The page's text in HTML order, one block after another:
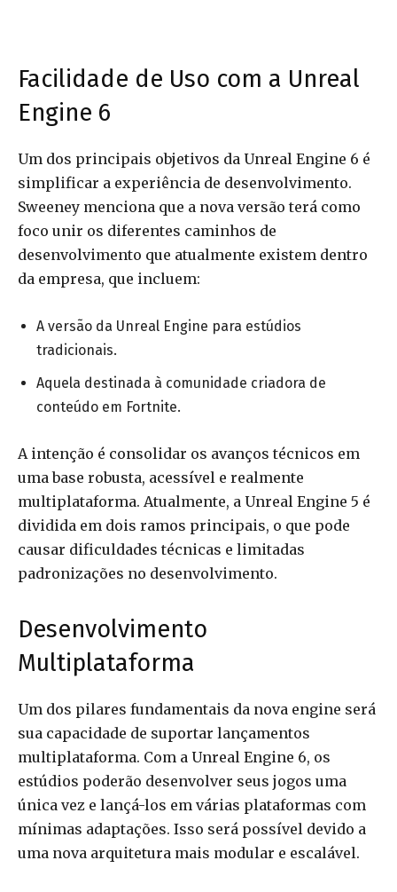
Facilidade de Uso com a Unreal
Engine 6
Um dos principais objetivos da Unreal Engine 6 é
simplificar a experiência de desenvolvimento.
Sweeney menciona que a nova versão terá como
foco unir os diferentes caminhos de
desenvolvimento que atualmente existem dentro
da empresa, que incluem:
A versão da Unreal Engine para estúdios
tradicionais.
Aquela destinada à comunidade criadora de
conteúdo em Fortnite.
A intenção é consolidar os avanços técnicos em
uma base robusta, acessível e realmente
multiplataforma. Atualmente, a Unreal Engine 5 é
dividida em dois ramos principais, o que pode
causar dificuldades técnicas e limitadas
padronizações no desenvolvimento.
Desenvolvimento
Multiplataforma
Um dos pilares fundamentais da nova engine será
sua capacidade de suportar lançamentos
multiplataforma. Com a Unreal Engine 6, os
estúdios poderão desenvolver seus jogos uma
única vez e lançá-los em várias plataformas com
mínimas adaptações. Isso será possível devido a
uma nova arquitetura mais modular e escalável.